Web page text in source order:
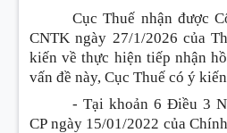
Cục Thuế nhận được
CNTK ngày 27/1/2026 của
kiến về thực hiện tiếp nhận
vấn đề này, Cục Thuế có ý
- Tại khoản 6 Điều 3
CP ngày 15/01/2022 của